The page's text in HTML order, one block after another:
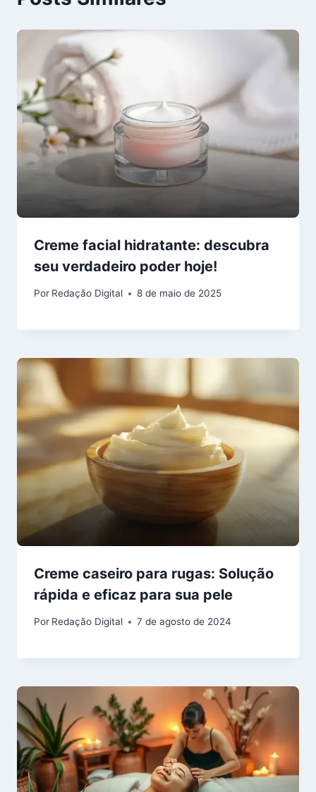
Creme facial hidratante: descubra
seu verdadeiro poder hoje!
Por Redação Digital 8 de maio de 2025
Creme caseiro para rugas: Solução
rápida e eficaz para sua pele
Por Redação Digital 7 de agosto de 2024